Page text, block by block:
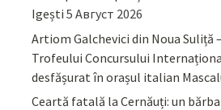
Igești 5 Август 2026
Artiom Galchevici din Noua Suliță
Trofeului Concursului
desfășurat în orașul italian
Ceartă fatală la Cernăuți: un